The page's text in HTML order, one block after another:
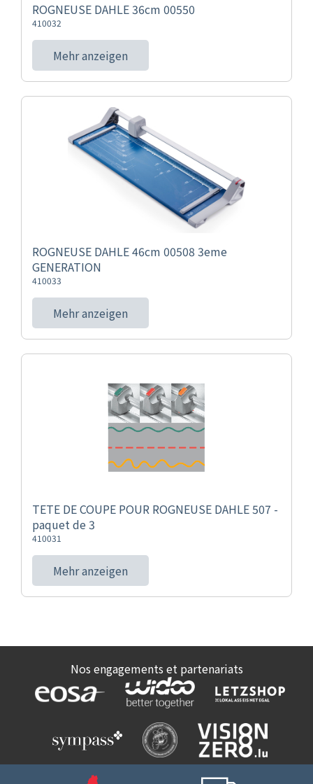
ROGNEUSE DAHLE 36cm 00550
410032
Mehr anzeigen
ROGNEUSE DAHLE 46cm 00508 3eme
GENERATION
410033
Mehr anzeigen
TETE DE COUPE POUR ROGNEUSE DAHLE 507 -
paquet de 3
410031
Mehr anzeigen
Nos engagements et partenariats